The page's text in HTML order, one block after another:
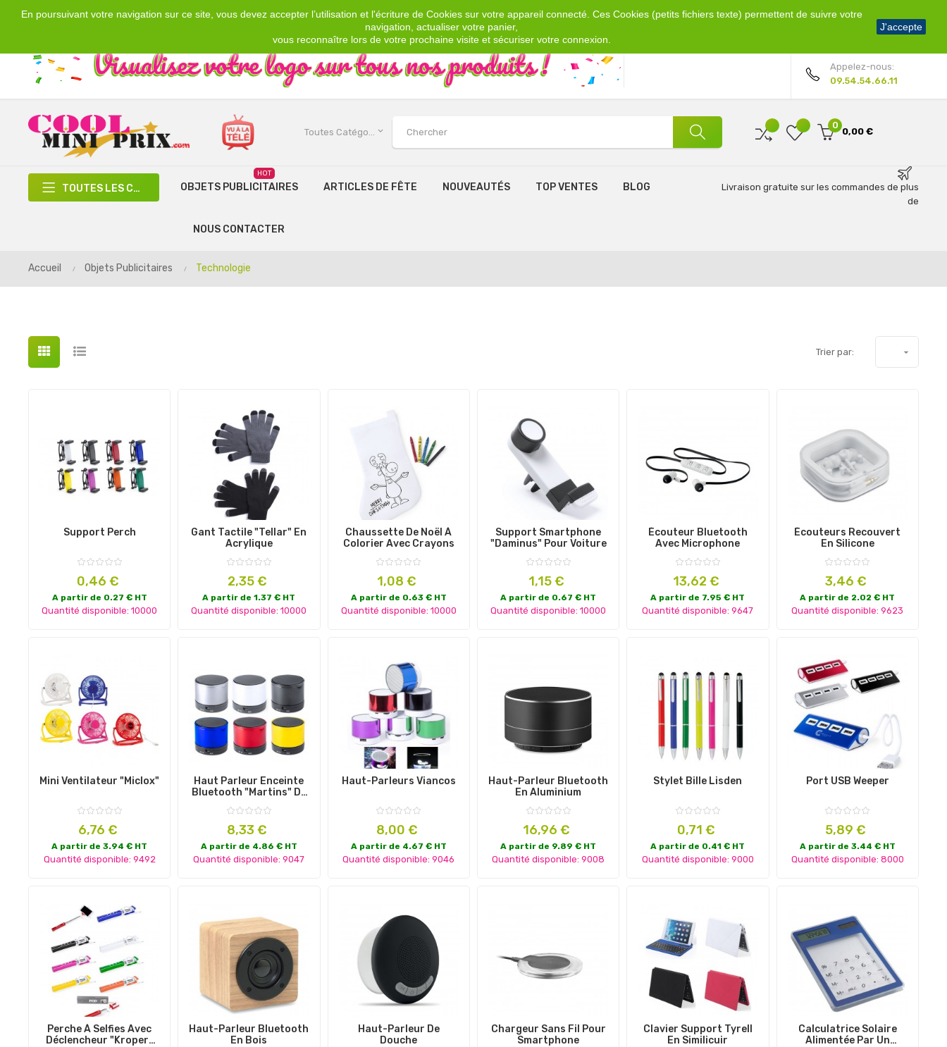
En poursuivant votre navigation sur ce site, vous devez accepter l’utilisation et l'écriture de Cookies sur votre appareil connecté. Ces Cookies (petits fichiers texte) permettent de suivre votre
navigation, actualiser votre panier,
vous reconnaître lors de votre prochaine visite et sécuriser votre connexion.
J'accepte
Emplacement
Devise
Bienvenue !
Mon compte
Appelez-nous:
09.54.54.66.11
Toutes Catégories keyboard_arrow_down
0
0,00 €
TOUTES LES CATÉGORIES OBJETS PUBLICITAIRES
HOT
ARTICLES DE FÊTE NOUVEAUTÉS TOP VENTES BLOG
NOUS CONTACTER
Livraison gratuite sur les commandes de plus
de
Accueil Objets Publicitaires Technologie
Trier par: 
Support Perch
Prix
0,46 €
A partir de 0.27 € HT
Quantité disponible: 10000
Gant Tactile "Tellar" En
Acrylique
Prix
2,35 €
A partir de 1.37 € HT
Quantité disponible: 10000
Chaussette De Noël À
Colorier Avec Crayons
Prix
1,08 €
A partir de 0.63 € HT
Quantité disponible: 10000
Support Smartphone
"Daminus" Pour Voiture
Prix
1,15 €
A partir de 0.67 € HT
Quantité disponible: 10000
Écouteur Bluetooth
Avec Microphone
Prix
13,62 €
A partir de 7.95 € HT
Quantité disponible: 9647
Écouteurs Recouvert
En Silicone
Prix
3,46 €
A partir de 2.02 € HT
Quantité disponible: 9623
Mini Ventilateur "Miclox"
Prix
6,76 €
A partir de 3.94 € HT
Quantité disponible: 9492
Haut Parleur Enceinte
Bluetooth "Martins" De
Prix
8,33 €
A partir de 4.86 € HT
Quantité disponible: 9047
Haut-Parleurs Viancos
Prix
8,00 €
A partir de 4.67 € HT
Quantité disponible: 9046
Haut-Parleur Bluetooth
En Aluminium
Prix
16,96 €
A partir de 9.89 € HT
Quantité disponible: 9008
Stylet Bille Lisden
Prix
0,71 €
A partir de 0.41 € HT
Quantité disponible: 9000
Port USB Weeper
Prix
5,89 €
A partir de 3.44 € HT
Quantité disponible: 8000
Perche À Selfies Avec
Déclencheur "Kroper"
Haut-Parleur Bluetooth
En Bois
Haut-Parleur De
Douche
Chargeur Sans Fil Pour
Smartphone
Clavier Support Tyrell
En Similicuir
Calculatrice Solaire
Alimentée Par Un